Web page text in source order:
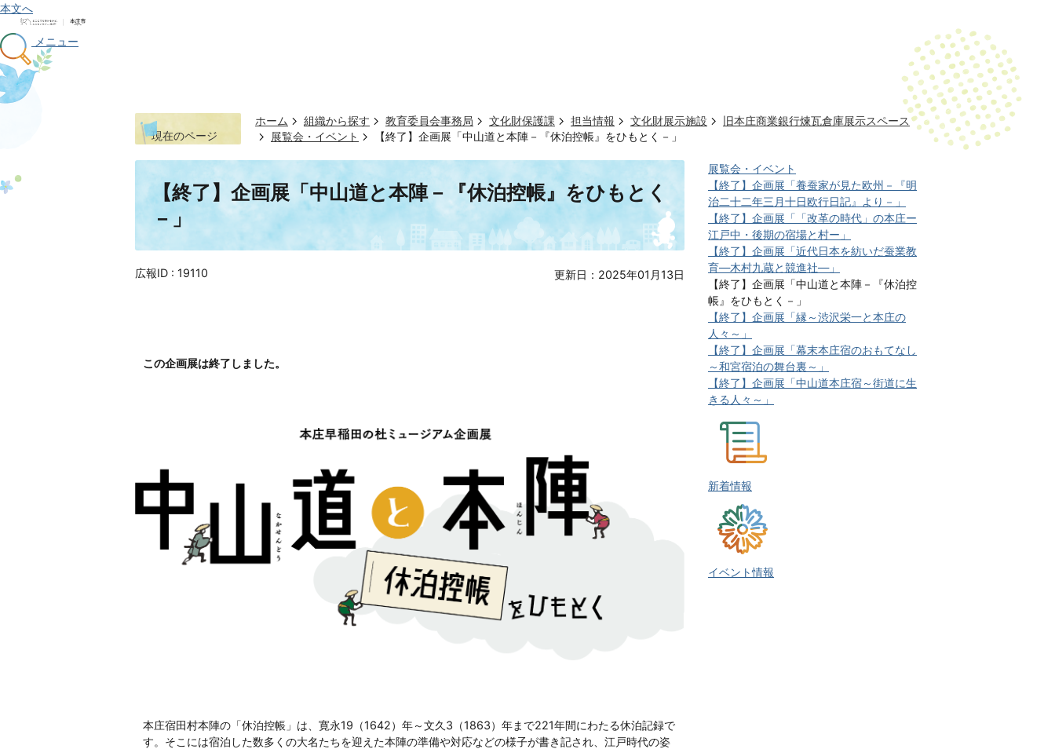
本文へ
メニュー
現在のページ
ホーム 組織から探す 教育委員会事務局 文化財保護課 担当情報 文化財展示施設
旧本庄商業銀行煉瓦倉庫展示スペース
展覧会・イベント
【終了】企画展「中山道と本陣－『休泊控帳』をひもとく－」
【終了】企画展「中山道と本陣－『休泊控帳』をひもとく
－」
更新日：2025年01月13日
広報ID : 19110
この企画展は終了しました。
本庄宿田村本陣の「休泊控帳」は、寛永19（1642）年～文久3（1863）年まで221年間にわたる休泊記録で
す。そこには宿泊した数多くの大名たちを迎えた本陣の準備や対応などの様子が書き記され、江戸時代の姿
展覧会・イベント
【終了】企画展「養蚕家が見た欧州－『明
治二十二年三月十日欧行日記』より－」
【終了】企画展「「改革の時代」の本庄ー
江戸中・後期の宿場と村ー」
【終了】企画展「近代日本を紡いだ蚕業教
育―木村九蔵と競進社―」
【終了】企画展「中山道と本陣－『休泊控
帳』をひもとく－」
【終了】企画展「縁～渋沢栄一と本庄の
人々～」
【終了】企画展「幕末本庄宿のおもてなし
～和宮宿泊の舞台裏～」
【終了】企画展「中山道本庄宿～街道に生
きる人々～」
新着情報
イベント情報